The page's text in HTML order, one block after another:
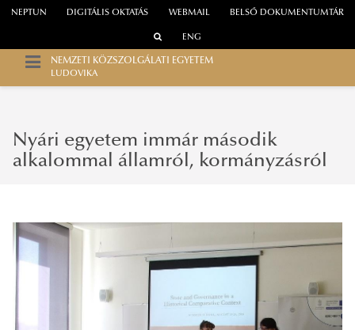
WEBMAIL
NEPTUN DIGITÁLIS OKTATÁS BELSŐ DOKUMENTUMTÁR
ENG
NEMZETI KÖZSZOLGÁLATI EGYETEM
LUDOVIKA
Nyári egyetem immár második
alkalommal államról, kormányzásról